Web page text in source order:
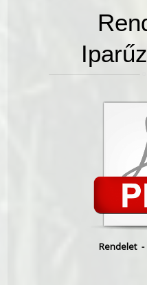
Rendelet